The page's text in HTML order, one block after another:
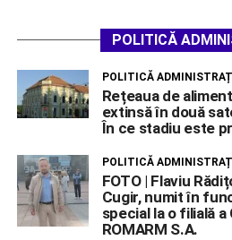
POLITICĂ
POLITICĂ
Rețeaua de
extinsă în două
În ce stadiu este
POLITICĂ
FOTO | Flaviu
Cugir, numit în
special la o filială
ROMARM S.A.